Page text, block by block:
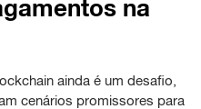
na
ainda é um desafio,
cenários promissores para